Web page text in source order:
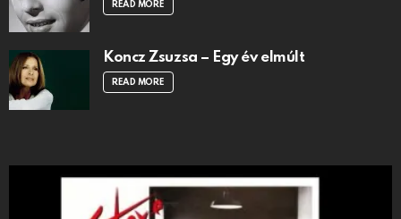
READ MORE
Koncz Zsuzsa – Egy év elmúlt
READ MORE